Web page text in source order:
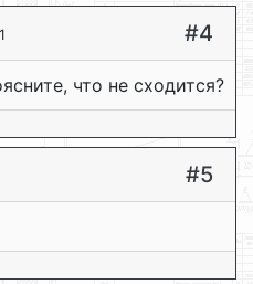
#4
что не сходится?
#5